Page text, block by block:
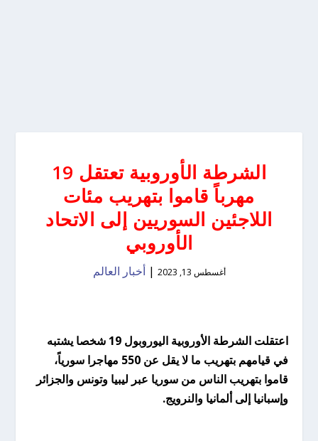
الشرطة الأوروبية تعتقل 19
مهرباً قاموا بتهريب مئات
اللاجئين السوريين إلى الاتحاد
الأوروبي
أغسطس 13, 2023 |أخبار العالم
اعتقلت الشرطة الأوروبية اليوروبول 19 شخصا يشتبه
في قيامهم بتهريب ما لا يقل عن 550 مهاجرا سورياً،
قاموا بتهريب الناس من سوريا عبر ليبيا وتونس والجزائر
وإسبانيا إلى ألمانيا والنرويج.